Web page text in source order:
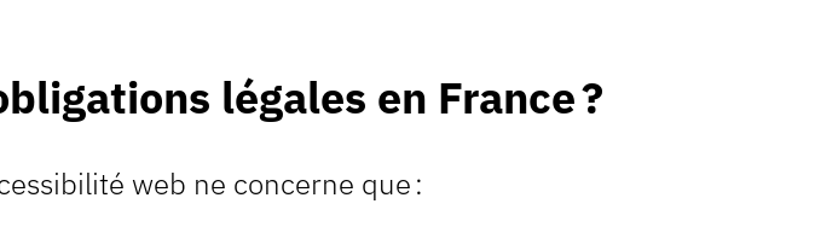
légales en France ?
web ne concerne que :